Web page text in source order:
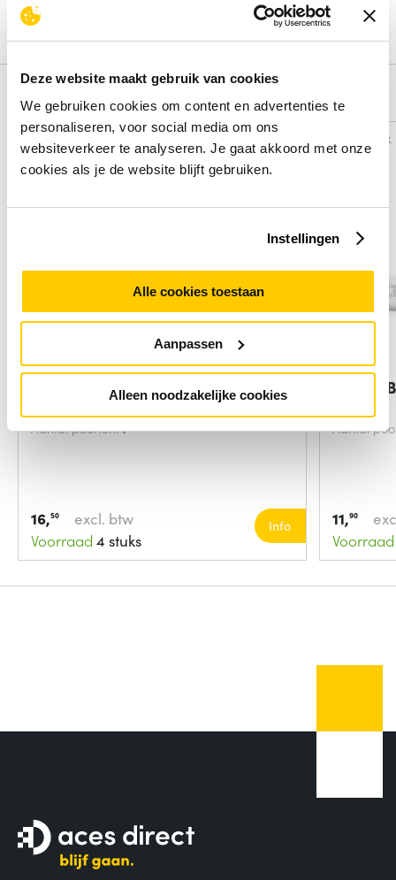
Deze website maakt gebruik van cookies
We gebruiken cookies om content en advertenties te
personaliseren, voor social media om ons
websiteverkeer te analyseren. Je gaat akkoord met onze
cookies als je de website blijft gebruiken.
Instellingen
Alle cookies toestaan
Aanpassen
Alleen noodzakelijke cookies
Schrijf een review
Alternatieven
MediaRange MRCS504 interface
Aantal poorten:7
16,50
excl. btw
Voorraad 4 stuks
Info
Vergelijk
ACT
Aantal
11,90
Voorraad